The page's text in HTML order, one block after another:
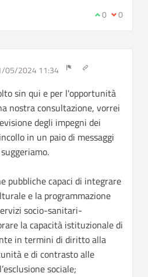
I agree with
0 I 0
05/2024 11:34 Get link to single
sin qui e per l'opportunità
nostra consultazione, vorrei
degli impegni dei
in un paio di messaggi
pubbliche capaci di integrare
e la programmazione
socio-sanitari-
la capacità istituzionale di
in termini di diritto alla
e di contrasto alle
sociale;